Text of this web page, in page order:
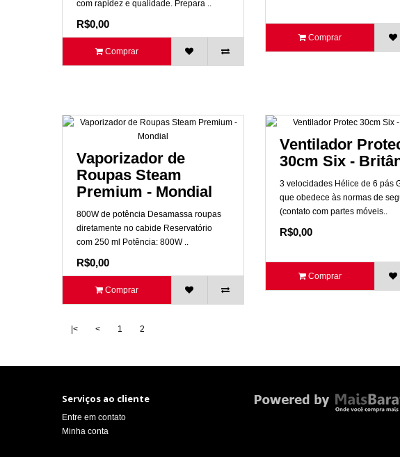
com rapidez e qualidade. Prepara ..
R$0,00
Comprar
Comprar
Vaporizador de
Roupas Steam
Premium - Mondial
800W de potência Desamassa roupas
diretamente no cabide Reservatório
com 250 ml Potência: 800W ..
R$0,00
Comprar
Ventilador
30cm Six -
3 velocidades Hélice de 6 pás
que obedece às normas de
(contato com partes móveis..
R$0,00
Comprar
|< < 1 2
Serviços ao cliente
Entre em contato
Minha conta